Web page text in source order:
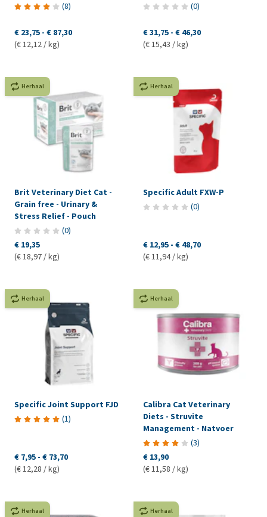
(8)
€ 23,75 - € 87,30
(€ 12,12 / kg)
(0)
€ 31,75 - € 46,30
(€ 15,43 / kg)
Herhaal
Brit Veterinary Diet Cat -
Grain free - Urinary &
Stress Relief - Pouch
(0)
€ 19,35
(€ 18,97 / kg)
Herhaal
Specific Adult FXW-P
(0)
€ 12,95 - € 48,70
(€ 11,94 / kg)
Herhaal
Specific Joint Support FJD
(1)
€ 7,95 - € 73,70
(€ 12,28 / kg)
Herhaal
Calibra Cat Veterinary
Diets - Struvite
Management - Natvoer
(3)
€ 13,90
(€ 11,58 / kg)
Herhaal Herhaal